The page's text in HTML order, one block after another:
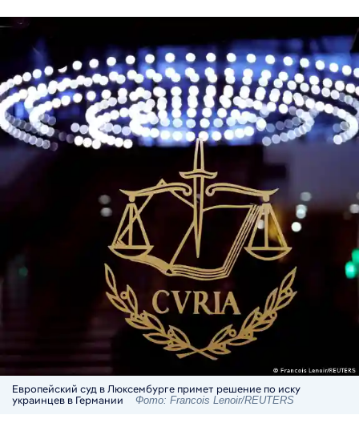
Европейский суд в Люксембурге примет решение по иску
украинцев в Германии
Фото: Francois Lenoir/REUTERS